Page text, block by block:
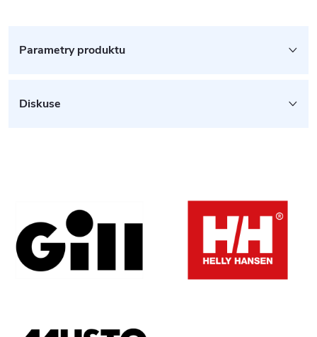
Parametry produktu
Diskuse